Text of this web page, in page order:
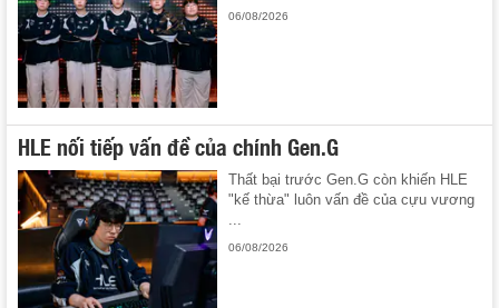
06/08/2026
HLE nối tiếp vấn đề của chính Gen.G
Thất bại trước Gen.G còn khiến HLE
"kế thừa" luôn vấn đề của cựu vương
...
06/08/2026